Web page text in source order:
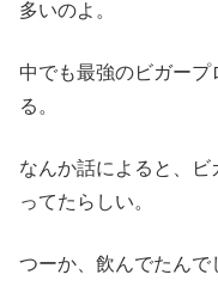
多いのよ。
中でも最強のビガー
る。
なんか話によると、
ってたらしい。
つーか、飲んでたんで